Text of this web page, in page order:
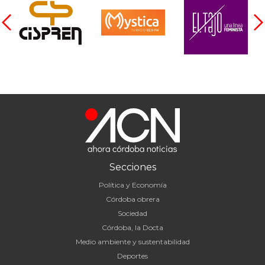
Secciones
Política y Economía
Córdoba obrera
Sociedad
Córdoba, la Docta
Medio ambiente y sustentabilidad
Deportes